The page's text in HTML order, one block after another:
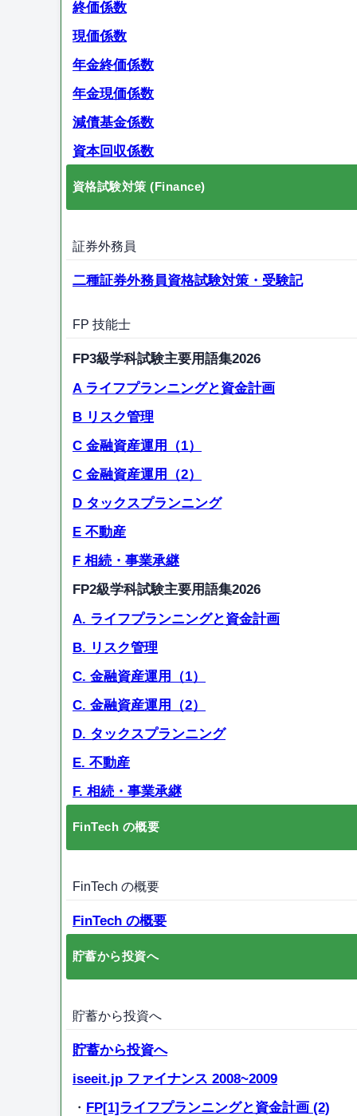
終価係数
現価係数
年金終価係数
年金現価係数
減債基金係数
資本回収係数
資格試験対策 (Finance)
証券外務員
二種証券外務員資格試験対策・受験記
FP 技能士
FP3級学科試験主要用語集2026
A ライフプランニングと資金計画
B リスク管理
C 金融資産運用（1）
C 金融資産運用（2）
D タックスプランニング
E 不動産
F 相続・事業承継
FP2級学科試験主要用語集2026
A. ライフプランニングと資金計画
B. リスク管理
C. 金融資産運用（1）
C. 金融資産運用（2）
D. タックスプランニング
E. 不動産
F. 相続・事業承継
FinTech の概要
FinTech の概要
FinTech の概要
貯蓄から投資へ
貯蓄から投資へ
貯蓄から投資へ
iseeit.jp ファイナンス 2008~2009
・ FP[1]ライフプランニングと資金計画 (2)